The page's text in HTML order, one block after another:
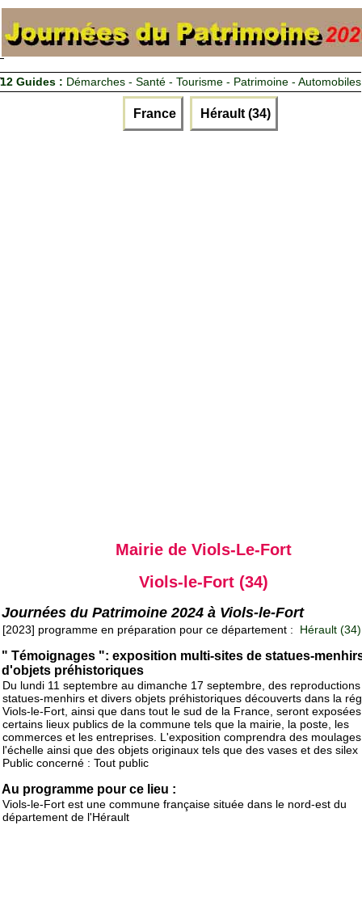
12 Guides : Démarches - Santé - Tourisme - Patrimoine - Automobiles
France Hérault (34)
Mairie de Viols-Le-Fort
Viols-le-Fort (34)
Journées du Patrimoine 2024 à Viols-le-Fort
[2023] programme en préparation pour ce département : Hérault (34)
" Témoignages ": exposition multi-sites de statues-
d'objets préhistoriques
Du lundi 11 septembre au dimanche 17 septembre, des
statues-menhirs et divers objets préhistoriques découverts dans la
Viols-le-Fort, ainsi que dans tout le sud de la France, seront
certains lieux publics de la commune tels que la mairie, la poste, les
commerces et les entreprises. L'exposition comprendra des
l'échelle ainsi que des objets originaux tels que des vases et des silex
Public concerné : Tout public
Au programme pour ce lieu :
Viols-le-Fort est une commune française située dans le nord-est du
département de l'Hérault